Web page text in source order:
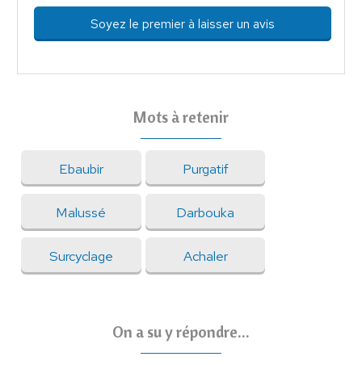
Soyez le premier à laisser un avis
Mots à retenir
Ebaubir Purgatif
Malussé Darbouka
Surcyclage Achaler
On a su y répondre...